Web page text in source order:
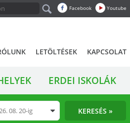
Facebook Youtube
LETÖLTÉSEK KAPCSOLAT
ERDEI ISKOLÁK
KERESÉS »